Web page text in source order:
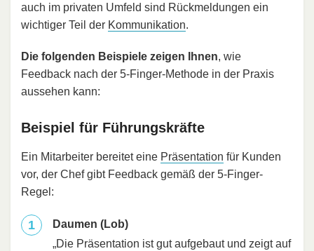
auch im privaten Umfeld sind Rückmeldungen ein
wichtiger Teil der Kommunikation.
Die folgenden Beispiele zeigen Ihnen, wie
Feedback nach der 5-Finger-Methode in der Praxis
aussehen kann:
Beispiel für Führungskräfte
Ein Mitarbeiter bereitet eine Präsentation für Kunden
vor, der Chef gibt Feedback gemäß der 5-Finger-
Regel:
Daumen (Lob)
„Die Präsentation ist gut aufgebaut und zeigt auf